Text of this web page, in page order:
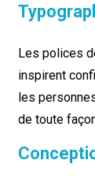
Les polices
inspirent
les
de toute